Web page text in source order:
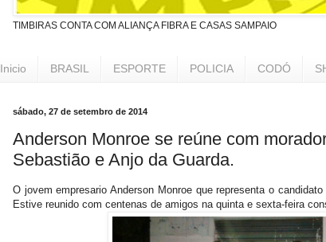
TIMBIRAS CONTA COM ALIANÇA FIBRA E CASAS SAMPAIO
Inicio BRASIL ESPORTE POLICIA CODÓ
sábado, 27 de setembro de 2014
Anderson Monroe se reúne com
Sebastião e Anjo da Guarda.
O jovem empresario Anderson Monroe que representa o
Estive reunido com centenas de amigos na quinta e sexta-feira